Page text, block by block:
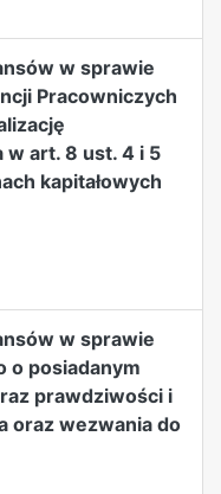
w sprawie
Pracowniczych
w art. 8 ust. 4 i 5
kapitałowych
w sprawie
o posiadanym
prawdziwości i
oraz wezwania do